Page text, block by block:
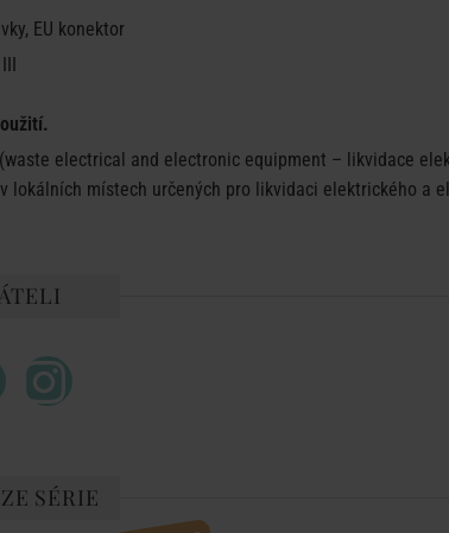
EU konektor
electrical and electronic equipment – likvidace
místech určených pro likvidaci elektrického a
SÉRIE